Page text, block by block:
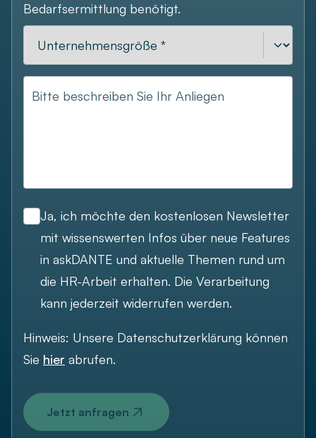
Bedarfsermittlung benötigt.
Bitte beschreiben Sie Ihr Anliegen
Ja, ich möchte den kostenlosen Newsletter
mit wissenswerten Infos über neue Features
in askDANTE und aktuelle Themen rund um
die HR-Arbeit erhalten. Die Verarbeitung
kann jederzeit widerrufen werden.
Hinweis: Unsere Datenschutzerklärung können
Sie hier abrufen.
Jetzt anfragen